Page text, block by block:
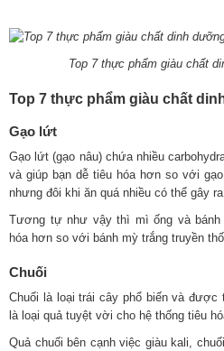
Top 7 thực phẩm giàu chất
Top 7 thực phẩm giàu chất
Gạo lứt
Gạo lứt (gạo nâu) chứa nhiều
và giúp bạn dễ tiêu hóa hơn so với
nhưng đôi khi ăn quá nhiều có thể gây
Tương tự như vậy thì mì ống và bánh
hóa hơn so với bánh mỳ trắng truyền
Chuối
Chuối là loại trái cây phổ biến và được
là loại quả tuyệt vời cho hệ thống tiêu
Quả chuối bên cạnh việc giàu kali,